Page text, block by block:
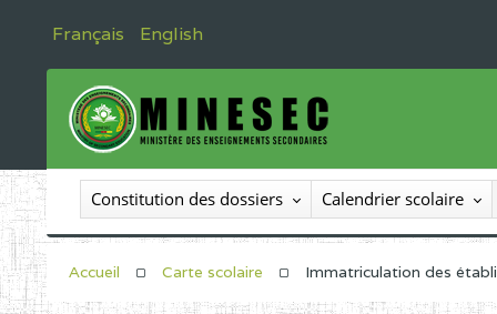
Français English
Constitution des dossiers Calendrier scolaire
Accueil Carte scolaire Immatriculation des